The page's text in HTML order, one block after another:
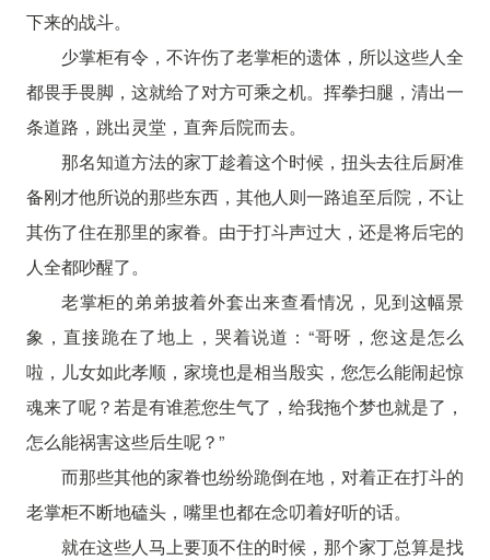
下来的战斗。
少掌柜有令，不许伤了老掌柜的遗体，所以这些人全
都畏手畏脚，这就给了对方可乘之机。挥拳扫腿，清出一
条道路，跳出灵堂，直奔后院而去。
那名知道方法的家丁趁着这个时候，扭头去往后厨准
备刚才他所说的那些东西，其他人则一路追至后院，不让
其伤了住在那里的家眷。由于打斗声过大，还是将后宅的
人全都吵醒了。
老掌柜的弟弟披着外套出来查看情况，见到这幅景
象，直接跪在了地上，哭着说道：“哥呀，您这是怎么
啦，儿女如此孝顺，家境也是相当殷实，您怎么能闹起惊
魂来了呢？若是有谁惹您生气了，给我拖个梦也就是了，
怎么能祸害这些后生呢？”
而那些其他的家眷也纷纷跪倒在地，对着正在打斗的
老掌柜不断地磕头，嘴里也都在念叨着好听的话。
就在这些人马上要顶不住的时候，那个家丁总算是找